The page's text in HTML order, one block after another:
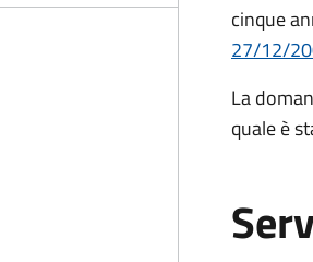
cinque
27/12/
La
quale è